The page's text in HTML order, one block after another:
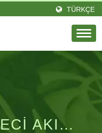
TÜRKÇE
AKIŞI |